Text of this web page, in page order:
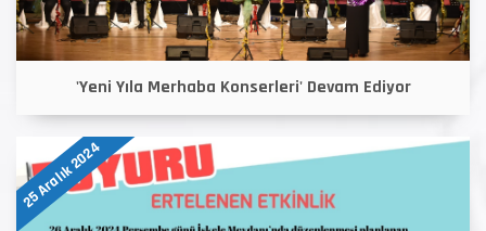
'Yeni Yıla Merhaba Konserleri' Devam Ediyor
25 Aralık 2024